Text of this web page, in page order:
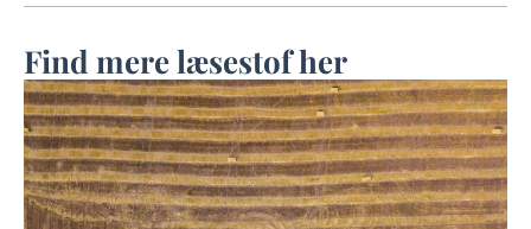
Find mere læsestof her